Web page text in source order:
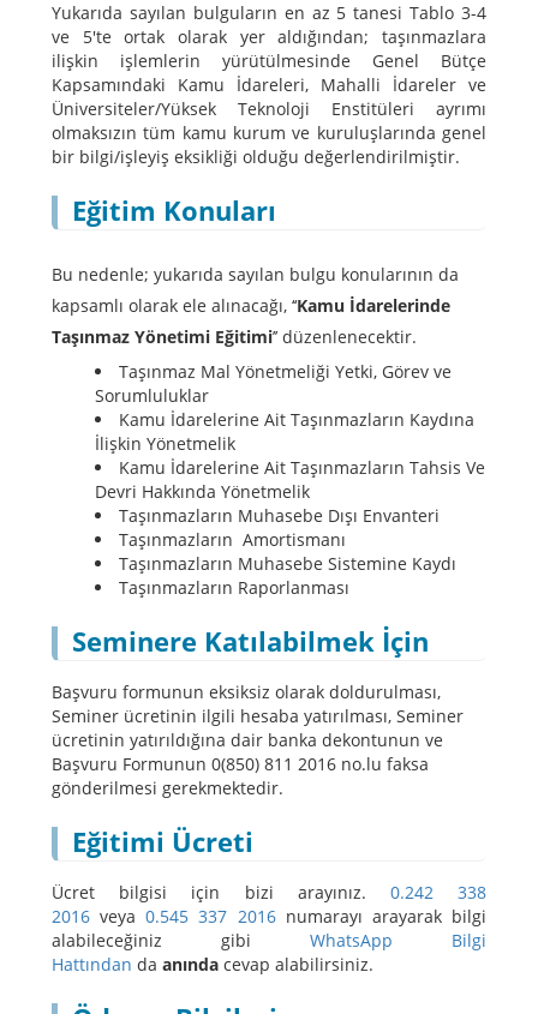
Yukarıda sayılan bulguların en az 5 tanesi Tablo 3-4
ve 5'te ortak olarak yer aldığından; taşınmazlara
ilişkin işlemlerin yürütülmesinde Genel Bütçe
Kapsamındaki Kamu İdareleri, Mahalli İdareler ve
Üniversiteler/Yüksek Teknoloji Enstitüleri ayrımı
olmaksızın tüm kamu kurum ve kuruluşlarında genel
bir bilgi/işleyiş eksikliği olduğu değerlendirilmiştir.
Eğitim Konuları
Bu nedenle; yukarıda sayılan bulgu konularının da
kapsamlı olarak ele alınacağı, ‘‘Kamu İdarelerinde
Taşınmaz Yönetimi Eğitimi’’ düzenlenecektir.
Taşınmaz Mal Yönetmeliği Yetki, Görev ve
Sorumluluklar
Kamu İdarelerine Ait Taşınmazların Kaydına
İlişkin Yönetmelik
Kamu İdarelerine Ait Taşınmazların Tahsis Ve
Devri Hakkında Yönetmelik
Taşınmazların Muhasebe Dışı Envanteri
Taşınmazların Amortismanı
Taşınmazların Muhasebe Sistemine Kaydı
Taşınmazların Raporlanması
Seminere Katılabilmek İçin
Başvuru formunun eksiksiz olarak doldurulması,
Seminer ücretinin ilgili hesaba yatırılması, Seminer
ücretinin yatırıldığına dair banka dekontunun ve
Başvuru Formunun 0(850) 811 2016 no.lu faksa
gönderilmesi gerekmektedir.
Eğitimi Ücreti
Ücret bilgisi için bizi arayınız. 0.242 338
2016 veya0.545 337 2016numarayı arayarak bilgi
alabileceğiniz gibi WhatsApp Bilgi
Hattından da anında cevap alabilirsiniz.